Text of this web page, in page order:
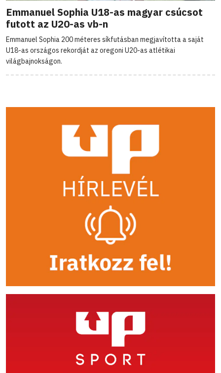
Emmanuel Sophia U18-as magyar csúcsot
futott az U20-as vb-n
Emmanuel Sophia 200 méteres síkfutásban megjavította a saját
U18-as országos rekordját az oregoni U20-as atlétikai
világbajnokságon.